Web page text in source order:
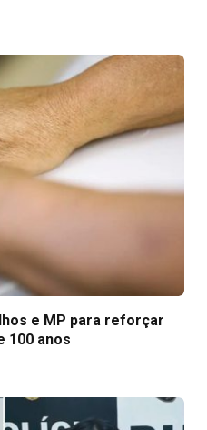
e MP para reforçar
100 anos